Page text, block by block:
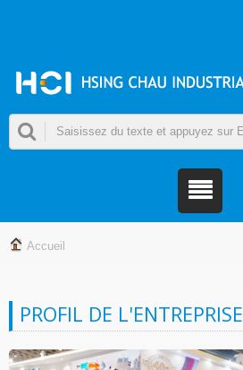
Accueil
PROFIL DE L'ENTREPRISE